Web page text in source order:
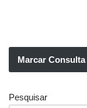
Marcar Consulta
Pesquisar